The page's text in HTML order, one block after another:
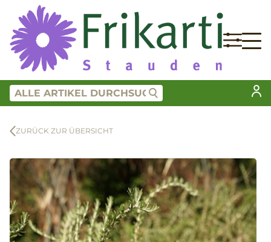
ZURÜCK ZUR ÜBERSICHT